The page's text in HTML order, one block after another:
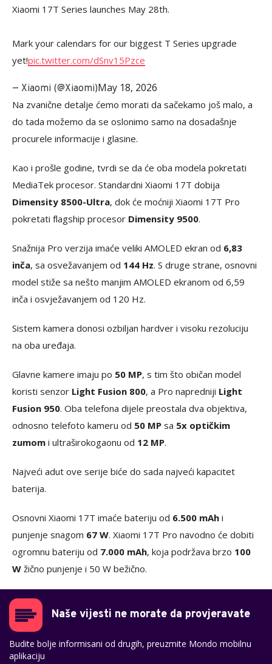
Xiaomi 17T Series launches May 28th.
Mark your calendars for our biggest T Series upgrade
yet!pic.twitter.com/dSnv15Pzce
— Xiaomi (@Xiaomi)May 18, 2026
Na zvanične detalje ćemo morati da sačekamo još malo, a
do tada možemo da se oslonimo samo na dosadašnje
procurele informacije i glasine.
Kao i prošle godine, tvrdi se da će oba modela pokretati
MediaTek procesor. Standardni Xiaomi 17T dobija
Dimensity 8500-Ultra, dok će moćniji Xiaomi 17T Pro
pokretati flagship procesor Dimensity 9500.
Snažnija Pro verzija imaće veliki AMOLED ekran od 6,83
inča, sa osvežavanjem od 144 Hz. S druge strane, osnovni
model stiže sa nešto manjim AMOLED ekranom od 6,59
inča i osvježavanjem od 120 Hz.
Sistem kamera donosi ozbiljan hardver i visoku rezoluciju
na oba uređaja.
Glavne kamere imaju po 50 MP, s tim što običan model
koristi senzor Light Fusion 800, a Pro napredniji Light
Fusion 950. Oba telefona dijele preostala dva objektiva,
odnosno telefoto kameru od 50 MP sa 5x optičkim
zumom i ultraširokogaonu od 12 MP.
Najveći adut ove serije biće do sada najveći kapacitet
baterija.
Osnovni Xiaomi 17T imaće bateriju od 6.500 mAh i
punjenje snagom 67 W. Xiaomi 17T Pro navodno će dobiti
ogromnu bateriju od 7.000 mAh, koja podržava brzo 100
W žično punjenje i 50 W bežično.
Naše vijesti ne morate da provjeravate
Budite bolje informisani od drugih, preuzmite Mondo mobilnu
aplikaciju